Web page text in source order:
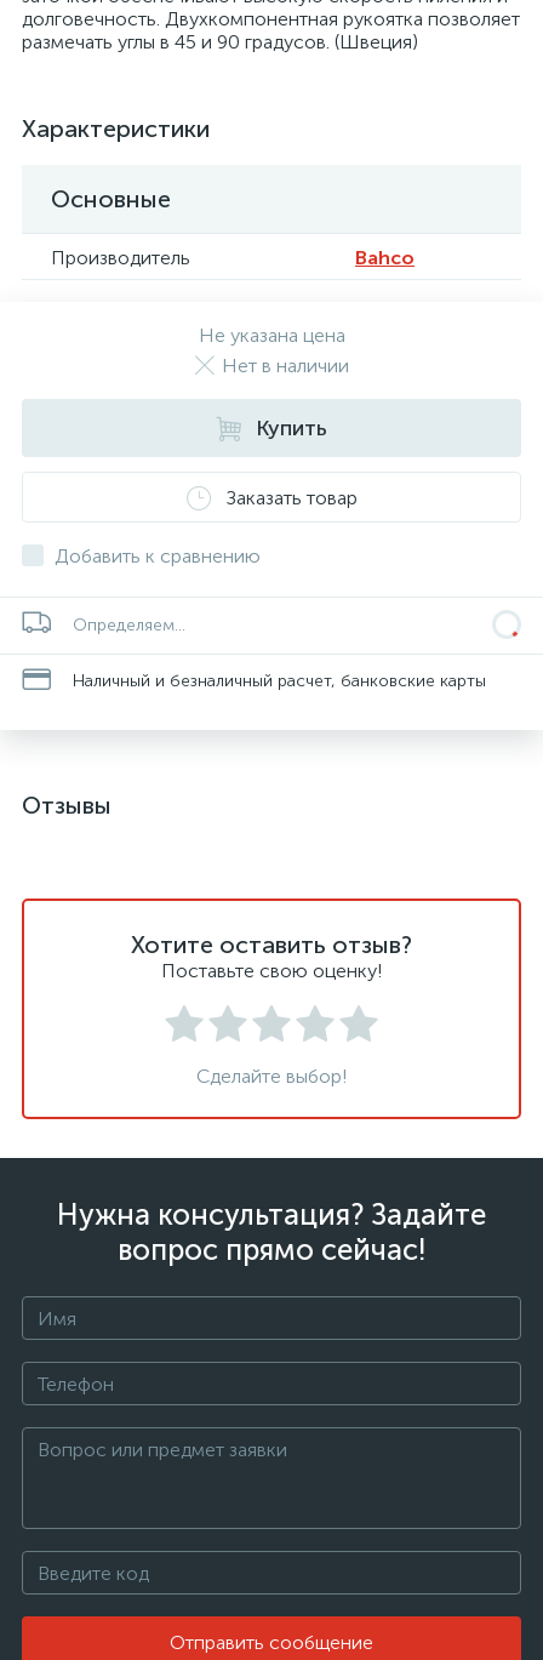
долговечность. Двухкомпонентная рукоятка позволяет
размечать углы в 45 и 90 градусов. (Швеция)
Характеристики
Основные
Производитель Bahco
Не указана цена
Нет в наличии
Купить
Заказать товар
Добавить к сравнению
Определяем...
Наличный и безналичный расчет, банковские карты
Отзывы
Хотите оставить отзыв?
Поставьте свою оценку!
Сделайте выбор!
Нужна консультация? Задайте
вопрос прямо сейчас!
Отправить сообщение